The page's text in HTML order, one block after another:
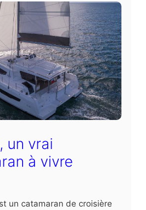
un vrai
à vivre
un catamaran de croisière